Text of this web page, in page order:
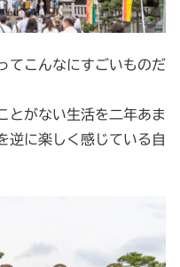
てこんなにすごいものだ
とがない生活を二年あま
逆に楽しく感じている自